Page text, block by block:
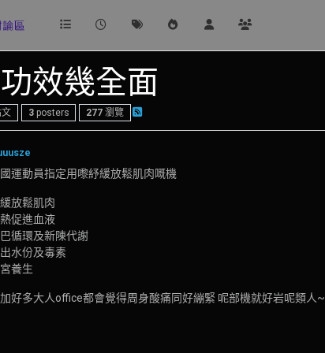
效幾全面
文 3 posters 277 瀏覽
運動員指定用嚟紓緩放鬆肌肉嘅機
放鬆肌肉
促進血液
循環及新陳代謝
水份及毒素
養生
好多大人office都會覺得周身酸痛同好繃緊 呢部機就好岩呢類人~